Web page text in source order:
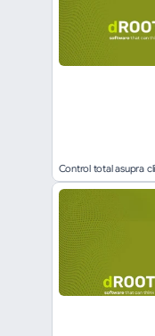
Control total asupra